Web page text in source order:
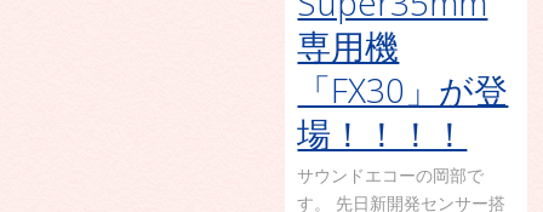
専用機
「FX30」が登
場！！！！
サウンドエコーの岡部で
す。 先日新開発センサー搭